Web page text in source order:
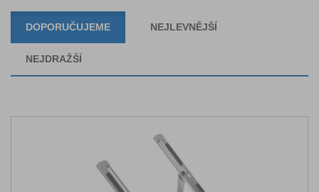
DOPORUČUJEME NEJLEVNĚJŠÍ
NEJDRAŽŠÍ